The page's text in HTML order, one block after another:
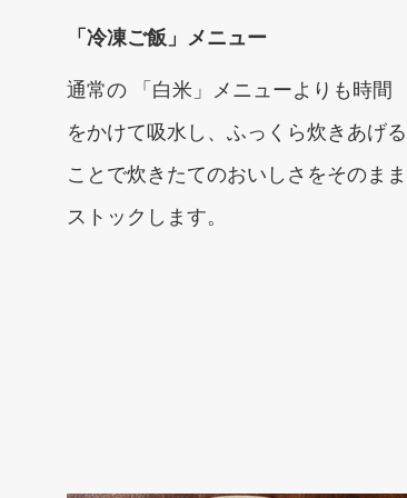
「冷凍ご飯」メニュー
通常の 「白米」メニューよりも時間
をかけて吸水し、ふっくら炊きあげる
ことで炊きたてのおいしさをそのまま
ストックします。